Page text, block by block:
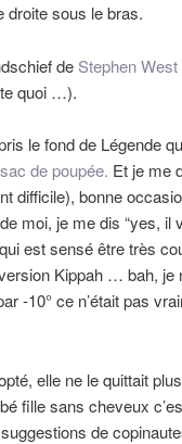
droite sous le bras.
de Stephen West
quoi …).
le fond de Légende
de poupée. Et je me
difficile), bonne
moi, je me dis “yes, il
est sensé être très
Kippah … bah, je
-10° ce n’était pas
elle ne le quittait
fille sans cheveux
de